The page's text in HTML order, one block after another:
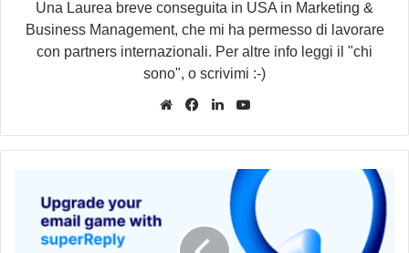
Una Laurea breve conseguita in USA in Marketing &
Business Management, che mi ha permesso di lavorare
con partners internazionali. Per altre info leggi il "chi
sono", o scrivimi :-)
WebsiteFacebookLinkedIn
Stress
dalle
troppe